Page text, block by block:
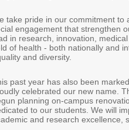
take pride in our commitment to
engagement that strengthen
in research, innovation,
of health - both nationally and
and diversity.
past year has also been
celebrated our new name.
planning on-campus
to our students. We will
and research excellence,